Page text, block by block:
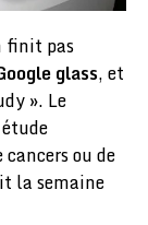
finit pas
glass, et
». Le
ou de
la semaine